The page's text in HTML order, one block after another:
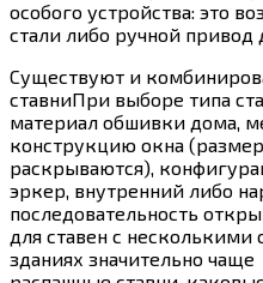
особого устройства: это
стали либо ручной привод
Существуют и
ставниПри выборе типа
материал обшивки дома,
конструкцию окна
раскрываются),
эркер, внутренний либо
последовательность
для ставен с
зданиях значительно